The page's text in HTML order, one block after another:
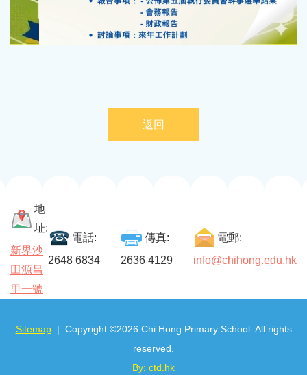
返回
地
址:
新界沙
田源昌
里一號
電話:
2648 6834
傳真:
2636 4129
電郵:
info@chihong.edu.hk
Sitemap| Copyright ©2026 Chi Hong Primary School. All rights
reserved.
By: ctd.hk